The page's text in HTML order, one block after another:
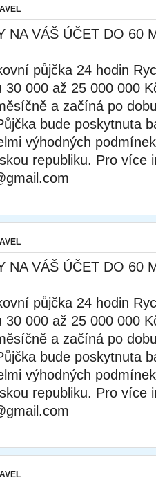
NA VÁŠ ÚČET DO 60
půjčka 24 hodin
30 000 až 25 000 000
a začíná po
bude poskytnuta
výhodných
republiku. Pro více
NA VÁŠ ÚČET DO 60
půjčka 24 hodin
30 000 až 25 000 000
a začíná po
bude poskytnuta
výhodných
republiku. Pro více